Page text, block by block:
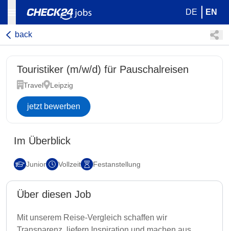
DE EN
back
Touristiker (m/w/d) für Pauschalreisen
Travel Leipzig
jetzt bewerben
Im Überblick
Junior Vollzeit Festanstellung
Über diesen Job
Mit unserem Reise-Vergleich schaffen wir